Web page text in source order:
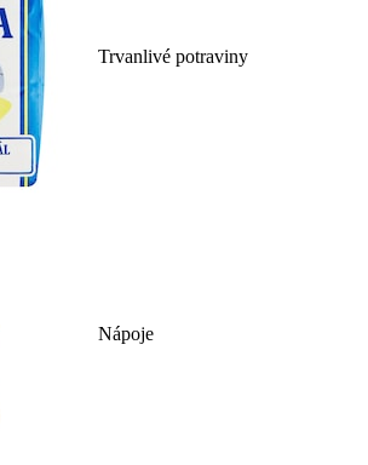
Trvanlivé potraviny
Nápoje